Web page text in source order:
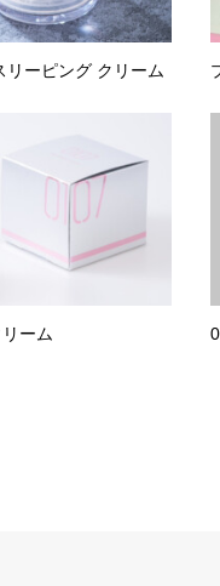
ーピング クリーム
ーム